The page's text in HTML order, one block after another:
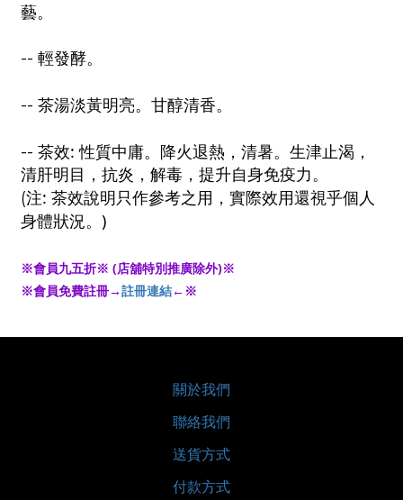
藝。
-- 輕發酵。
-- 茶湯淡黃明亮。甘醇清香。
-- 茶效:性質中庸。降火退熱，清暑。生津止渴，
清肝明目，抗炎，解毒，提升自身免疫力。
(注: 茶效說明只作參考之用，實際效用還視乎個人
身體狀況。 )
※會員九五折※ (店舖特別推廣除外)※
※會員免費註冊→註冊連結←※
關於我們
聯絡我們
送貨方式
付款方式